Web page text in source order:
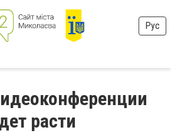
Рус
расти